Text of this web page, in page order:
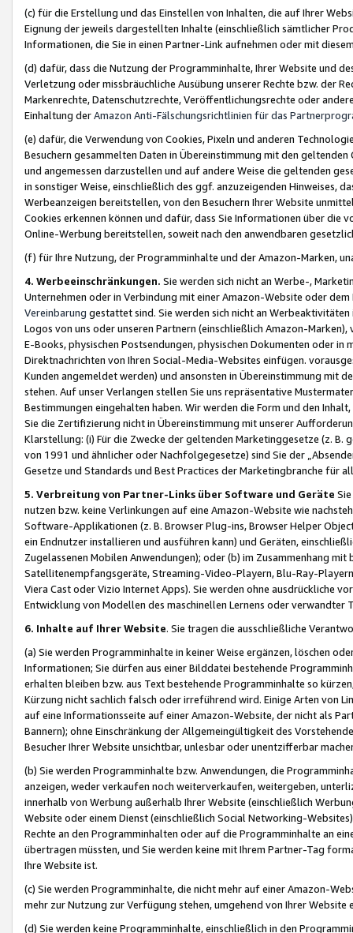
(c) für die Erstellung und das Einstellen von Inhalten, die auf Ihrer
Eignung der jeweils dargestellten Inhalte (einschließlich sämtlicher
Informationen, die Sie in einen Partner-Link aufnehmen oder mit
(d) dafür, dass die Nutzung der Programminhalte, Ihrer Website und
Verletzung oder missbräuchliche Ausübung unserer Rechte bzw. der
Markenrechte, Datenschutzrechte, Veröffentlichungsrechte oder
Einhaltung derAmazon Anti-Fälschungsrichtlinien für das
(e) dafür, die Verwendung von Cookies, Pixeln und anderen
Besuchern gesammelten Daten in Übereinstimmung mit den
und angemessen darzustellen und auf andere Weise die geltenden
in sonstiger Weise, einschließlich des ggf. anzuzeigenden Hinweises,
Werbeanzeigen bereitstellen, von den Besuchern Ihrer Website
Cookies erkennen können und dafür, dass Sie Informationen über die
Online-Werbung bereitstellen, soweit nach den anwendbaren
(f) für Ihre Nutzung, der Programminhalte und der Amazon-Marken,
4. Werbeeinschränkungen. Sie werden sich nicht an Werbe-,
Unternehmen oder in Verbindung mit einer Amazon-Website oder
Vereinbarung gestattet sind. Sie werden sich nicht an
Logos von uns oder unseren Partnern (einschließlich Amazon-
E-Books, physischen Postsendungen, physischen Dokumenten oder in
Direktnachrichten von Ihren Social-Media-Websites einfügen.
Kunden angemeldet werden) und ansonsten in Übereinstimmung mit
stehen. Auf unser Verlangen stellen Sie uns repräsentative
Bestimmungen eingehalten haben. Wir werden die Form und den
Sie die Zertifizierung nicht in Übereinstimmung mit unserer
Klarstellung: (i) Für die Zwecke der geltenden Marketinggesetze (z. B.
von 1991 und ähnlicher oder Nachfolgegesetze) sind Sie der
Gesetze und Standards und Best Practices der Marketingbranche für
5. Verbreitung von Partner-Links über Software und Geräte
nutzen bzw. keine Verlinkungen auf eine Amazon-Website wie
Software-Applikationen (z. B. Browser Plug-ins, Browser Helper
ein Endnutzer installieren und ausführen kann) und Geräten,
Zugelassenen Mobilen Anwendungen); oder (b) im Zusammenhang
Satellitenempfangsgeräte, Streaming-Video-Playern, Blu-Ray-
Viera Cast oder Vizio Internet Apps). Sie werden ohne ausdrückliche
Entwicklung von Modellen des maschinellen Lernens oder
6. Inhalte auf Ihrer Website. Sie tragen die ausschließliche
(a) Sie werden Programminhalte in keiner Weise ergänzen, löschen
Informationen; Sie dürfen aus einer Bilddatei bestehende
erhalten bleiben bzw. aus Text bestehende Programminhalte so
Kürzung nicht sachlich falsch oder irreführend wird. Einige Arten von
auf eine Informationsseite auf einer Amazon-Website, der nicht als
Bannern); ohne Einschränkung der Allgemeingültigkeit des
Besucher Ihrer Website unsichtbar, unlesbar oder unentzifferbar
(b) Sie werden Programminhalte bzw. Anwendungen, die
anzeigen, weder verkaufen noch weiterverkaufen, weitergeben,
innerhalb von Werbung außerhalb Ihrer Website (einschließlich
Website oder einem Dienst (einschließlich Social Networking-
Rechte an den Programminhalten oder auf die Programminhalte an
übertragen müssten, und Sie werden keine mit Ihrem Partner-Tag
Ihre Website ist.
(c) Sie werden Programminhalte, die nicht mehr auf einer Amazon-
mehr zur Nutzung zur Verfügung stehen, umgehend von Ihrer
(d) Sie werden keine Programminhalte, einschließlich in den